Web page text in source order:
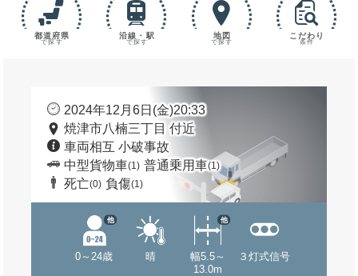
都道府県
で探す
沿線・駅
で探す
地図
で探す
こだわり
条件
2024年12月6日(金)20:33
焼津市八楠三丁目 付近
車両相互 小破事故
中型貨物車(1) 普通乗用車(1)
死亡(0) 負傷(1)
0～24歳
他
晴
幅5.5～
13.0m
他
３灯式信号